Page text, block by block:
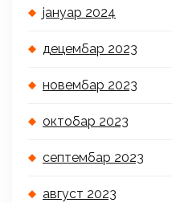
јануар 2024
децембар 2023
новембар 2023
октобар 2023
септембар 2023
август 2023